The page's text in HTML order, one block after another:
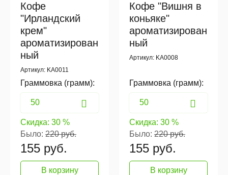
Кофе
"Ирландский
крем"
ароматизирован
ный
Артикул: KA0011
Граммовка (грамм):
Скидка: 30 %
Было: 220 руб.
155 руб.
В корзину
Кофе "Вишня в
коньяке"
ароматизирован
ный
Артикул: KA0008
Граммовка (грамм):
Скидка: 30 %
Было: 220 руб.
155 руб.
В корзину